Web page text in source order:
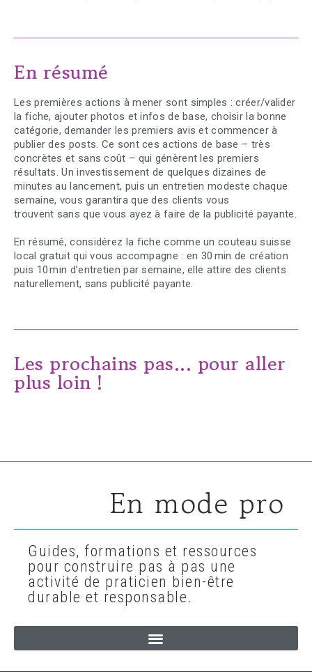
En résumé
Les premières actions à mener sont simples : créer/valider
la fiche, ajouter photos et infos de base, choisir la bonne
catégorie, demander les premiers avis et commencer à
publier des posts. Ce sont ces actions de base – très
concrètes et sans coût – qui génèrent les premiers
résultats. Un investissement de quelques dizaines de
minutes au lancement, puis un entretien modeste chaque
semaine, vous garantira que des clients vous
trouvent sans que vous ayez à faire de la publicité payante.
En résumé, considérez la fiche comme un couteau suisse
local gratuit qui vous accompagne : en 30 min de création
puis 10 min d’entretien par semaine, elle attire des clients
naturellement, sans publicité payante.
Les prochains pas... pour aller
plus loin !
En mode pro
Guides, formations et ressources
pour construire pas à pas une
activité de praticien bien-être
durable et responsable.